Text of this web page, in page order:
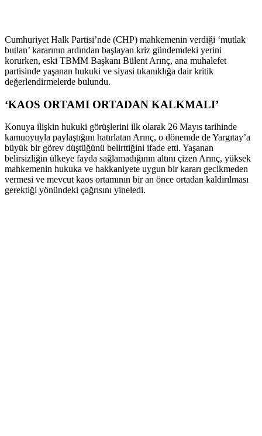
Cumhuriyet Halk Partisi’nde (CHP) mahkemenin verdiği ‘mutlak
butlan’ kararının ardından başlayan kriz gündemdeki yerini
korurken, eski TBMM Başkanı Bülent Arınç, ana muhalefet
partisinde yaşanan hukuki ve siyasi tıkanıklığa dair kritik
değerlendirmelerde bulundu.
‘KAOS ORTAMI ORTADAN KALKMALI’
Konuya ilişkin hukuki görüşlerini ilk olarak 26 Mayıs tarihinde
kamuoyuyla paylaştığını hatırlatan Arınç, o dönemde de Yargıtay’a
büyük bir görev düştüğünü belirttiğini ifade etti. Yaşanan
belirsizliğin ülkeye fayda sağlamadığının altını çizen Arınç, yüksek
mahkemenin hukuka ve hakkaniyete uygun bir kararı gecikmeden
vermesi ve mevcut kaos ortamının bir an önce ortadan kaldırılması
gerektiği yönündeki çağrısını yineledi.